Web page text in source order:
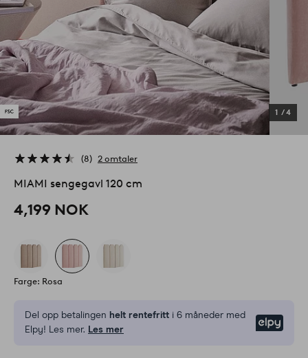
1 /4
8 2 omtaler
MIAMI sengegavl 120 cm
4,199 NOK
Farge: Rosa
Del opp betalingen helt rentefritt i 6 måneder med
Elpy! Les mer. Les mer